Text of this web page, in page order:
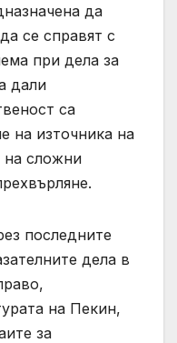
да
се справят с
при дела за
дали
са
на източника на
на сложни
последните
дела в
на Пекин,
за